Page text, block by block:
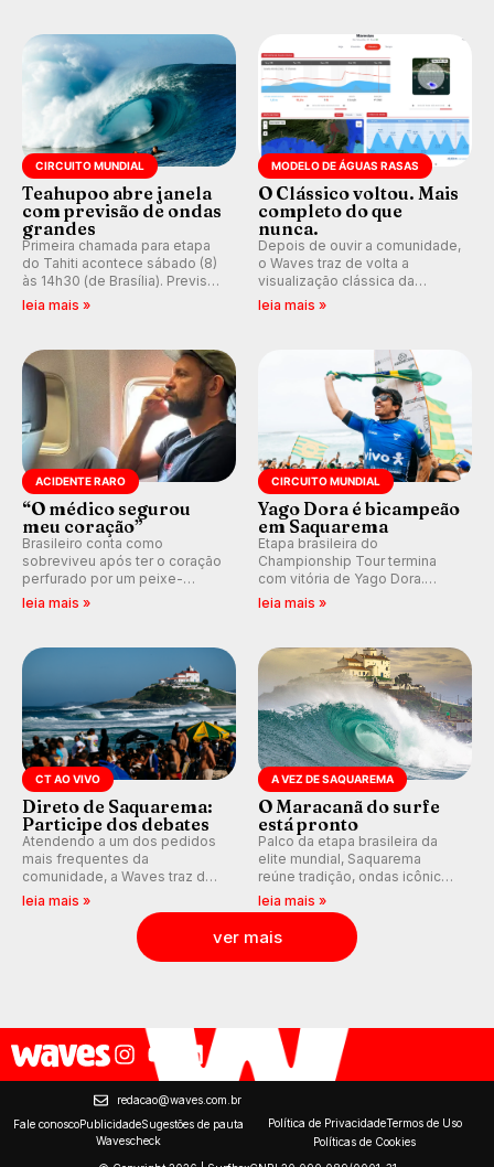
prática em esporte e indústria.
CIRCUITO MUNDIAL
Teahupoo abre janela
com previsão de ondas
grandes
Primeira chamada para etapa
do Tahiti acontece sábado (8)
às 14h30 (de Brasília). Previsão
indica swell consistente.
Kelly Slater convidado.
leia mais »
MODELO DE ÁGUAS RASAS
O Clássico voltou. Mais
completo do que
nunca.
Depois de ouvir a comunidade,
o Waves traz de volta a
visualização clássica da
previsão de águas rasas,
ondas para até 16 dias.
leia mais »
ACIDENTE RARO
“O médico segurou
meu coração”
Brasileiro conta como
sobreviveu após ter o coração
perfurado por um peixe-
agulha enquanto surfava na
leia mais »
CIRCUITO MUNDIAL
Yago Dora é bicampeão
em Saquarema
Etapa brasileira do
Championship Tour termina
com vitória de Yago Dora.
Sawyer Lindblad vence entre
ranking mundial da WSL, na
etapa de Saquarema.
leia mais »
CT AO VIVO
Direto de Saquarema:
Participe dos debates
Atendendo a um dos pedidos
mais frequentes da
comunidade, a Waves traz de
volta os comentários e
debates em tempo real
durante as etapas do Circuito
leia mais »
A VEZ DE SAQUAREMA
O Maracanã do surfe
está pronto
Palco da etapa brasileira da
elite mundial, Saquarema
reúne tradição, ondas icônicas,
torcida única e uma premiação
inédita, que pode render
quase R$ 750 mil aos
campeões.
leia mais »
ver mais
redacao@waves.com.br
Fale conoscoPublicidadeSugestões de pauta
Wavescheck
Política de PrivacidadeTermos de Uso
Políticas de Cookies